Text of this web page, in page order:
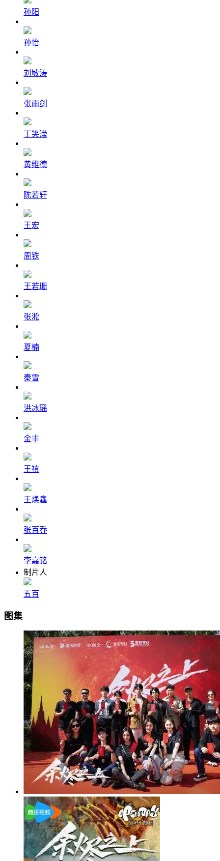
孙阳
孙怡
刘敏涛
张雨剑
丁笑滢
黄维德
陈若轩
王宏
周铁
王若珊
张淞
夏楠
秦雪
洪冰瑶
金丰
王禛
王焕鑫
张百乔
李嘉铭
制片人
五百
图集